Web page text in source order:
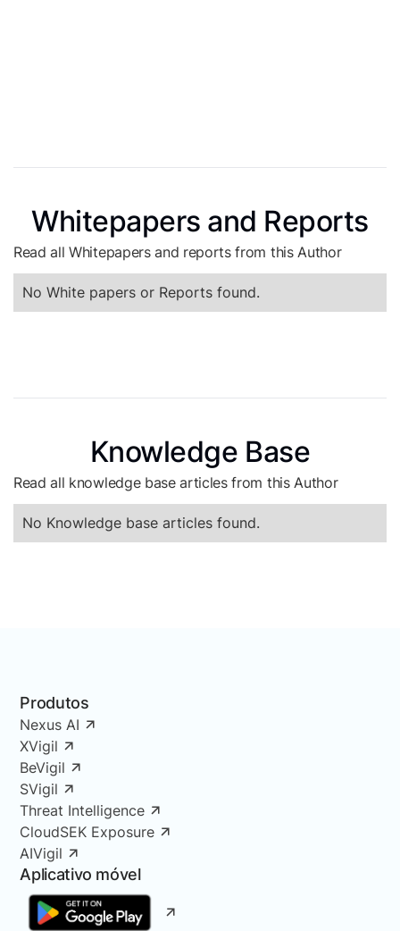
Whitepapers and Reports
Read all Whitepapers and reports from this Author
No White papers or Reports found.
Knowledge Base
Read all knowledge base articles from this Author
No Knowledge base articles found.
Produtos
Nexus AI
XVigil
BeVigil
SVigil
Threat Intelligence
CloudSEK Exposure
AIVigil
Aplicativo móvel